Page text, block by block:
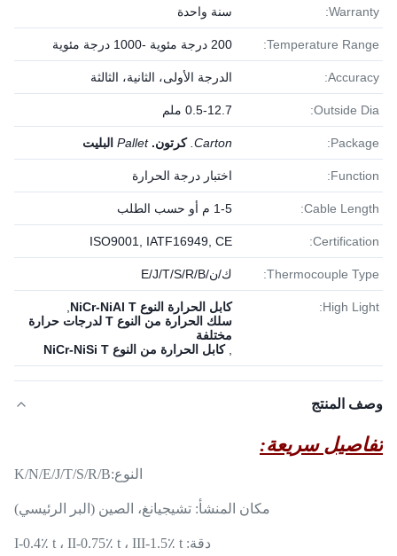
Warranty: سنة واحدة
Temperature Range: 200 درجة مئوية -1000 درجة مئوية
Accuracy: الدرجة الأولى، الثانية، الثالثة
Outside Dia: 0.5-12.7 ملم
Package:
Carton. كرتون. Pallet البليت
Function: اختبار درجة الحرارة
Cable Length: 1-5 م أو حسب الطلب
Certification:
ISO9001, IATF16949, CE
Thermocouple Type: ك/ن/E/J/T/S/R/B
High Light: كابل الحرارة النوع NiCr-NiAl T
سلك الحرارة من النوع T لدرجات حرارة
مختلفة
,كابل الحرارة من النوع NiCr-NiSi T
وصف المنتج
تفاصيل سريعة:
النوع:K/N/E/J/T/S/R/B
مكان المنشأ: تشيجيانغ، الصين (البر الرئيسي)
دقة: I-0.4٪ t ، II-0.75٪ t ، III-1.5٪ t